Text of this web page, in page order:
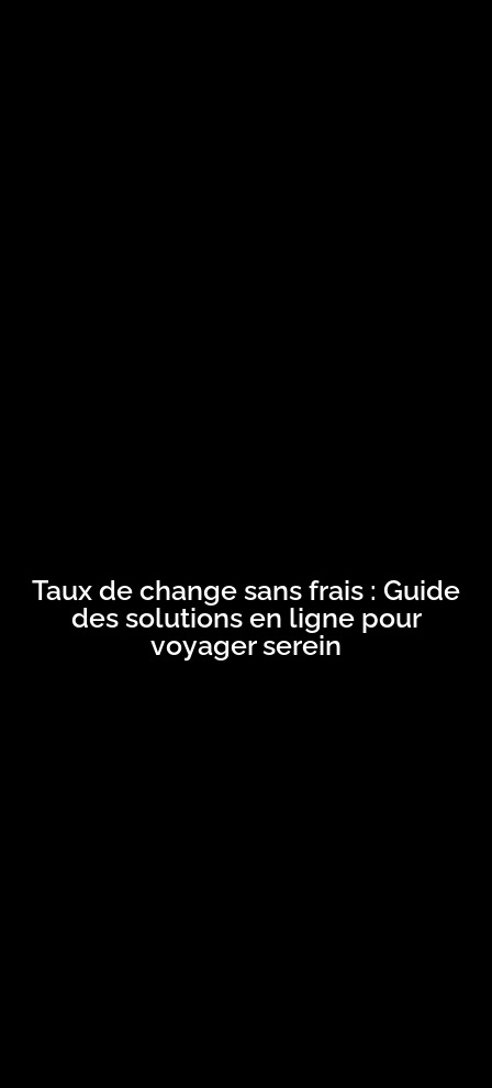
Taux de change sans frais : Guide
des solutions en ligne pour
voyager serein